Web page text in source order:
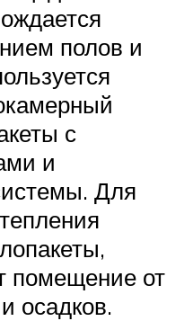
полов и
с
и
Для
помещение от
осадков.